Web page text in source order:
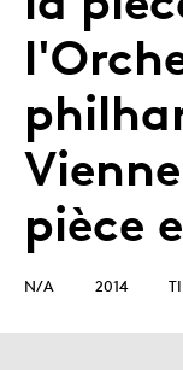
pièce
N/A 2014